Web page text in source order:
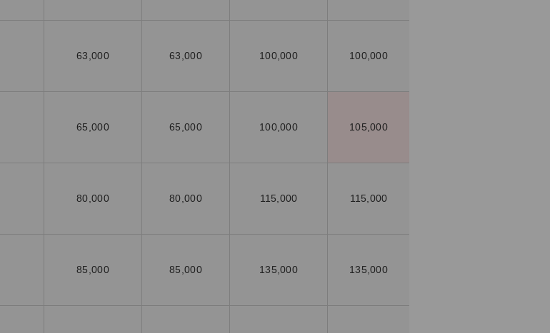
63,000 63,000 100,000 100,000
65,000 65,000 100,000 105,000
80,000 80,000 115,000 115,000
85,000 85,000 135,000 135,000